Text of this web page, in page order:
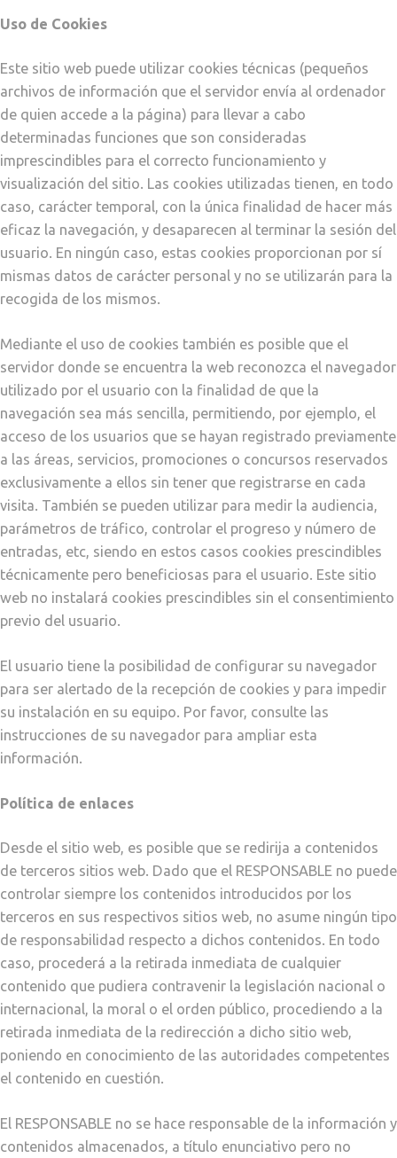
Uso de Cookies
Este sitio web puede utilizar cookies técnicas (pequeños
archivos de información que el servidor envía al ordenador
de quien accede a la página) para llevar a cabo
determinadas funciones que son consideradas
imprescindibles para el correcto funcionamiento y
visualización del sitio. Las cookies utilizadas tienen, en todo
caso, carácter temporal, con la única finalidad de hacer más
eficaz la navegación, y desaparecen al terminar la sesión del
usuario. En ningún caso, estas cookies proporcionan por sí
mismas datos de carácter personal y no se utilizarán para la
recogida de los mismos.
Mediante el uso de cookies también es posible que el
servidor donde se encuentra la web reconozca el navegador
utilizado por el usuario con la finalidad de que la
navegación sea más sencilla, permitiendo, por ejemplo, el
acceso de los usuarios que se hayan registrado previamente
a las áreas, servicios, promociones o concursos reservados
exclusivamente a ellos sin tener que registrarse en cada
visita. También se pueden utilizar para medir la audiencia,
parámetros de tráfico, controlar el progreso y número de
entradas, etc, siendo en estos casos cookies prescindibles
técnicamente pero beneficiosas para el usuario. Este sitio
web no instalará cookies prescindibles sin el consentimiento
previo del usuario.
El usuario tiene la posibilidad de configurar su navegador
para ser alertado de la recepción de cookies y para impedir
su instalación en su equipo. Por favor, consulte las
instrucciones de su navegador para ampliar esta
información.
Política de enlaces
Desde el sitio web, es posible que se redirija a contenidos
de terceros sitios web. Dado que el RESPONSABLE no puede
controlar siempre los contenidos introducidos por los
terceros en sus respectivos sitios web, no asume ningún tipo
de responsabilidad respecto a dichos contenidos. En todo
caso, procederá a la retirada inmediata de cualquier
contenido que pudiera contravenir la legislación nacional o
internacional, la moral o el orden público, procediendo a la
retirada inmediata de la redirección a dicho sitio web,
poniendo en conocimiento de las autoridades competentes
el contenido en cuestión.
El RESPONSABLE no se hace responsable de la información y
contenidos almacenados, a título enunciativo pero no